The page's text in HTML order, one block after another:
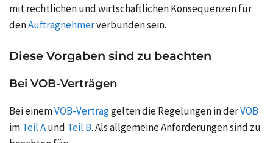
mit rechtlichen und wirtschaftlichen Konsequenzen für
denAuftragnehmerverbunden sein.
Diese Vorgaben sind zu beachten
Bei VOB-Verträgen
Bei einemVOB-Vertraggelten die Regelungen in derVOB
imTeil Aund Teil B. Als allgemeine Anforderungen sind zu